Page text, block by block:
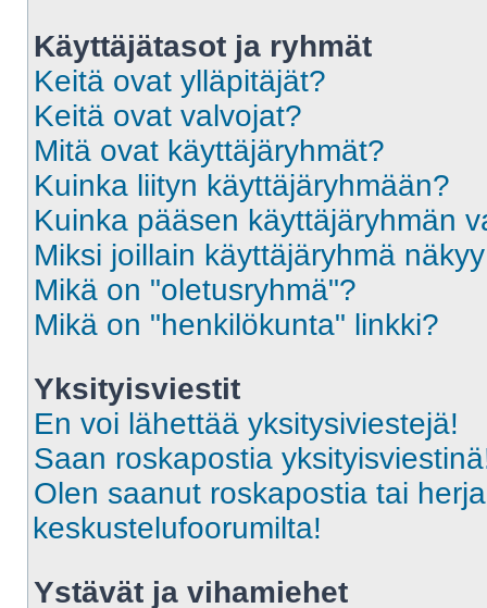
Käyttäjätasot ja ryhmät
Keitä ovat ylläpitäjät?
Keitä ovat valvojat?
Mitä ovat käyttäjäryhmät?
Kuinka liityn käyttäjäryhmään?
Kuinka pääsen käyttäjäryhmän
Miksi joillain käyttäjäryhmä
Mikä on "oletusryhmä"?
Mikä on "henkilökunta" linkki?
Yksityisviestit
En voi lähettää yksitysiviestejä!
Saan roskapostia
Olen saanut roskapostia tai
keskustelufoorumilta!
Ystävät ja vihamiehet